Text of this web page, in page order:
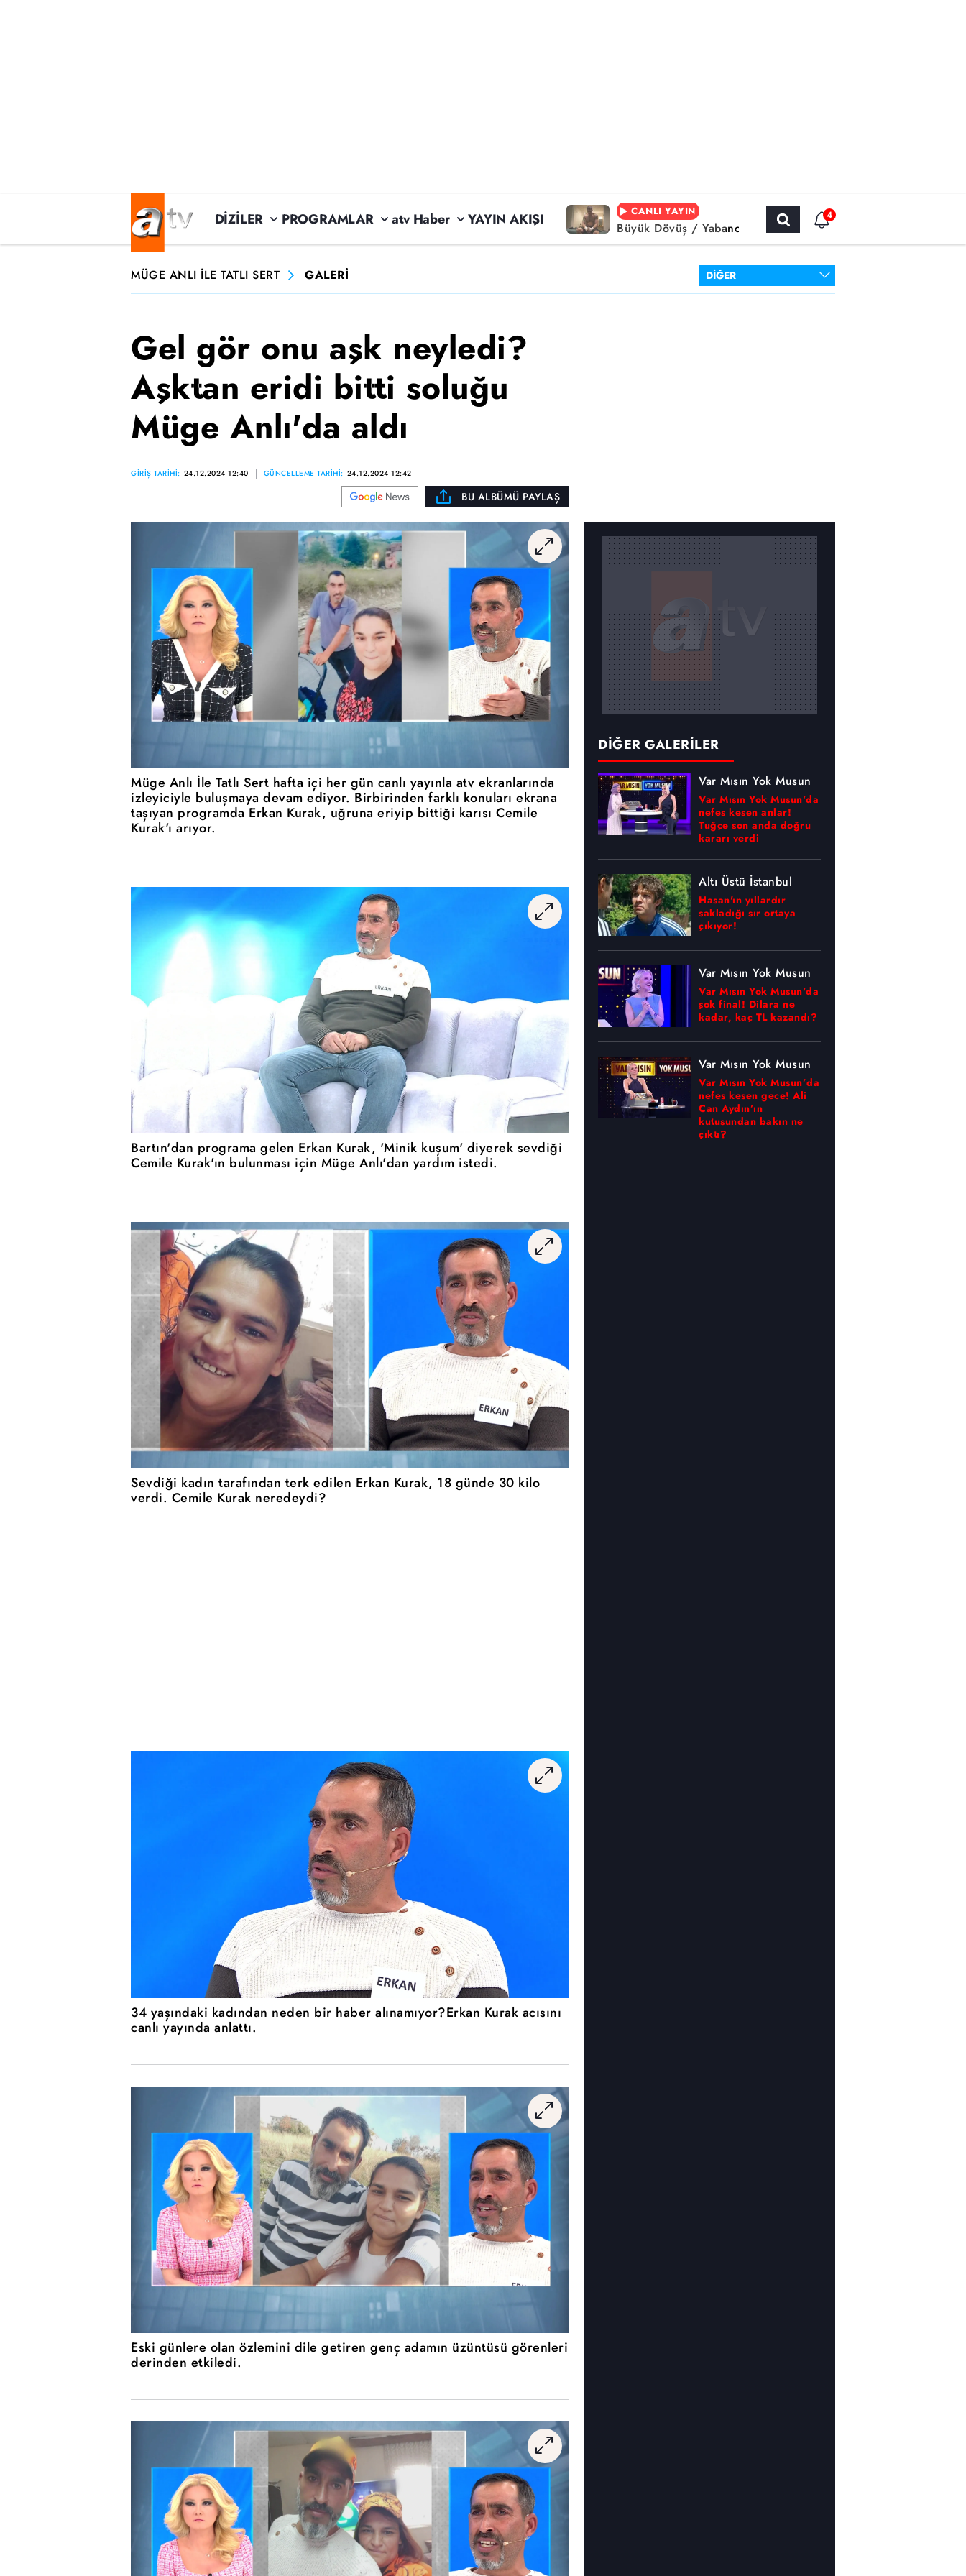
DİZİLER PROGRAMLAR atv Haber YAYIN AKIŞI CANLI YAYIN
Büyük Dövüş / Yabancı Sinema
4
MÜGE ANLI İLE TATLI SERT GALERİ
Gel gör onu aşk neyledi?
Aşktan eridi bitti soluğu
Müge Anlı'da aldı
GİRİŞ TARİHİ: 24.12.2024 12:40 GÜNCELLEME TARİHİ: 24.12.2024 12:42
BU ALBÜMÜ PAYLAŞ
Müge Anlı İle Tatlı Sert hafta içi her gün canlı yayınla atv ekranlarında
izleyiciyle buluşmaya devam ediyor. Birbirinden farklı konuları ekrana
taşıyan programda Erkan Kurak, uğruna eriyip bittiği karısı Cemile
Kurak'ı arıyor.
Bartın'dan programa gelen Erkan Kurak, 'Minik kuşum' diyerek sevdiği
Cemile Kurak'ın bulunması için Müge Anlı'dan yardım istedi.
Sevdiği kadın tarafından terk edilen Erkan Kurak, 18 günde 30 kilo
verdi. Cemile Kurak neredeydi?
34 yaşındaki kadından neden bir haber alınamıyor?Erkan Kurak acısını
canlı yayında anlattı.
Eski günlere olan özlemini dile getiren genç adamın üzüntüsü görenleri
derinden etkiledi.
DİĞER GALERİLER
Var Mısın Yok Musun
Var Mısın Yok Musun'da
nefes kesen anlar!
Tuğçe son anda doğru
kararı verdi
Altı Üstü İstanbul
Hasan'ın yıllardır
sakladığı sır ortaya
çıkıyor!
Var Mısın Yok Musun
Var Mısın Yok Musun'da
şok final! Dilara ne
kadar, kaç TL kazandı?
Var Mısın Yok Musun
Var Mısın Yok Musun’da
nefes kesen gece! Ali
Can Aydın’ın
kutusundan bakın ne
çıktı?